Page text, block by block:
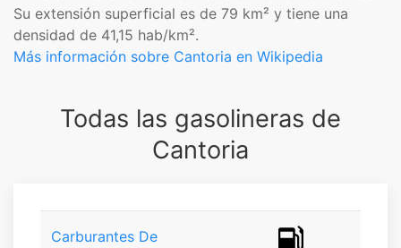
Su extensión superficial es de 79 km² y tiene una
densidad de 41,15 hab/km².
Más información sobre Cantoria en Wikipedia
Todas las gasolineras de
Cantoria
Carburantes De